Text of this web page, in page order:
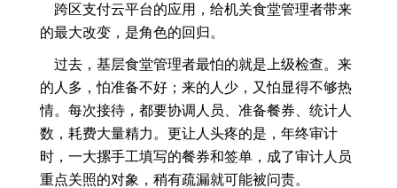
跨区支付云平台的应用，给机关食堂管理者带来
的最大改变，是角色的回归。
过去，基层食堂管理者最怕的就是上级检查。来
的人多，怕准备不好；来的人少，又怕显得不够热
情。每次接待，都要协调人员、准备餐券、统计人
数，耗费大量精力。更让人头疼的是，年终审计
时，一大摞手工填写的餐券和签单，成了审计人员
重点关照的对象，稍有疏漏就可能被问责。